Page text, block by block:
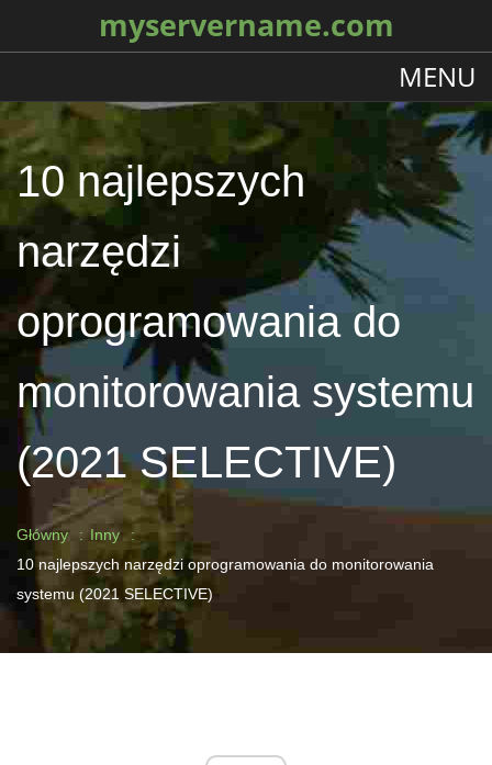
myservername.com
MENU
10 najlepszych
narzędzi
oprogramowania do
monitorowania systemu
(2021 SELECTIVE)
Główny
Inny
10 najlepszych narzędzi oprogramowania do monitorowania
systemu (2021 SELECTIVE)